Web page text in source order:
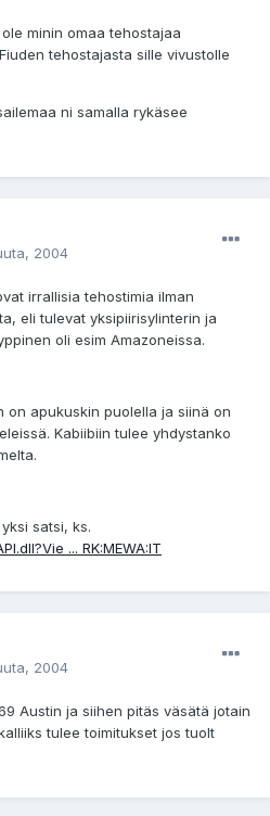
minin omaa tehostajaa
tehostajasta sille vivustolle
ni samalla rykäsee
2004
irrallisia tehostimia ilman
eli tulevat yksipiirisylinterin ja
oli esim Amazoneissa.
on apukuskin puolella ja siinä on
Kabiibiin tulee yhdystanko
satsi, ks.
... RK:MEWA:IT
2004
Austin ja siihen pitäs väsätä jotain
tulee toimitukset jos tuolt